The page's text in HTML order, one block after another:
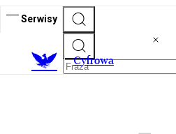
Serwisy
Cyfrowa